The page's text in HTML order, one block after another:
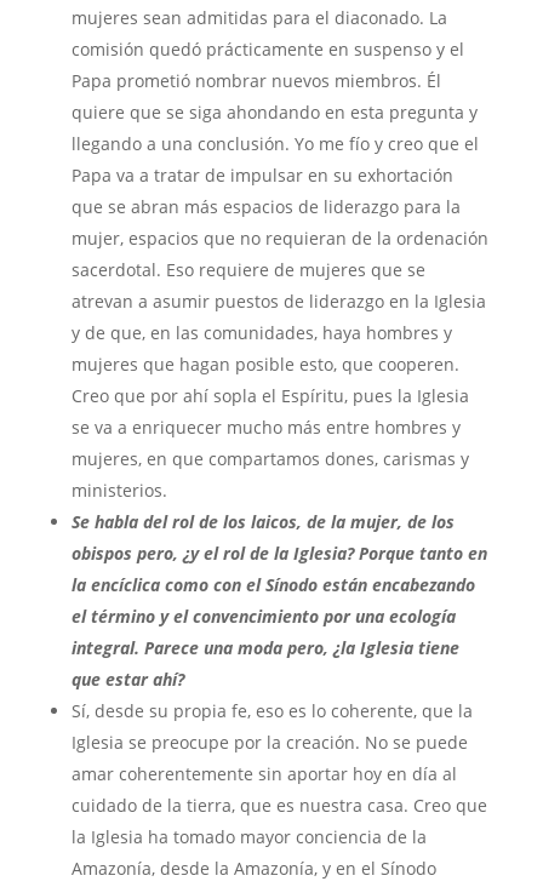
mujeres sean admitidas para el diaconado. La
comisión quedó prácticamente en suspenso y el
Papa prometió nombrar nuevos miembros. Él
quiere que se siga ahondando en esta pregunta y
llegando a una conclusión. Yo me fío y creo que el
Papa va a tratar de impulsar en su exhortación
que se abran más espacios de liderazgo para la
mujer, espacios que no requieran de la ordenación
sacerdotal. Eso requiere de mujeres que se
atrevan a asumir puestos de liderazgo en la Iglesia
y de que, en las comunidades, haya hombres y
mujeres que hagan posible esto, que cooperen.
Creo que por ahí sopla el Espíritu, pues la Iglesia
se va a enriquecer mucho más entre hombres y
mujeres, en que compartamos dones, carismas y
ministerios.
Se habla del rol de los laicos, de la mujer, de los
obispos pero, ¿y el rol de la Iglesia? Porque tanto en
la encíclica como con el Sínodo están encabezando
el término y el convencimiento por una ecología
integral. Parece una moda pero, ¿la Iglesia tiene
que estar ahí?
Sí, desde su propia fe, eso es lo coherente, que la
Iglesia se preocupe por la creación. No se puede
amar coherentemente sin aportar hoy en día al
cuidado de la tierra, que es nuestra casa. Creo que
la Iglesia ha tomado mayor conciencia de la
Amazonía, desde la Amazonía, y en el Sínodo